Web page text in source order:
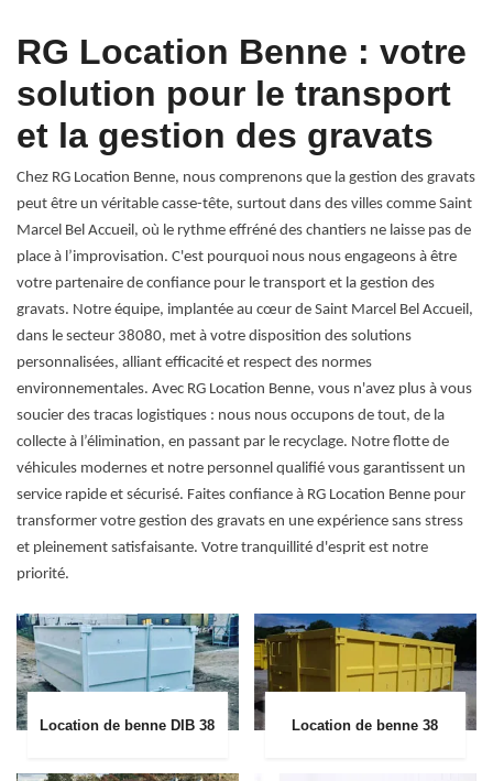
RG Location Benne : votre
solution pour le transport
et la gestion des gravats
Chez RG Location Benne, nous comprenons que la gestion des gravats
peut être un véritable casse-tête, surtout dans des villes comme Saint
Marcel Bel Accueil, où le rythme effréné des chantiers ne laisse pas de
place à l’improvisation. C'est pourquoi nous nous engageons à être
votre partenaire de confiance pour le transport et la gestion des
gravats. Notre équipe, implantée au cœur de Saint Marcel Bel Accueil,
dans le secteur 38080, met à votre disposition des solutions
personnalisées, alliant efficacité et respect des normes
environnementales. Avec RG Location Benne, vous n'avez plus à vous
soucier des tracas logistiques : nous nous occupons de tout, de la
collecte à l’élimination, en passant par le recyclage. Notre flotte de
véhicules modernes et notre personnel qualifié vous garantissent un
service rapide et sécurisé. Faites confiance à RG Location Benne pour
transformer votre gestion des gravats en une expérience sans stress
et pleinement satisfaisante. Votre tranquillité d'esprit est notre
priorité.
Location de benne DIB 38 Location de benne 38